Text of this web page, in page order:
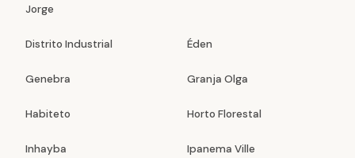
Jorge
Distrito Industrial Éden
Genebra Granja Olga
Habiteto Horto Florestal
Inhayba Ipanema Ville